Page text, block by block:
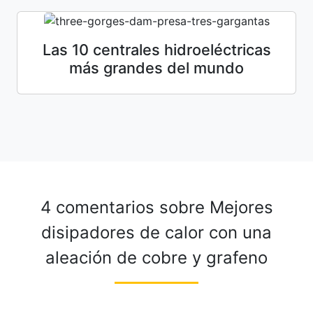
Las 10 centrales hidroeléctricas
más grandes del mundo
4 comentarios sobre Mejores
disipadores de calor con una
aleación de cobre y grafeno